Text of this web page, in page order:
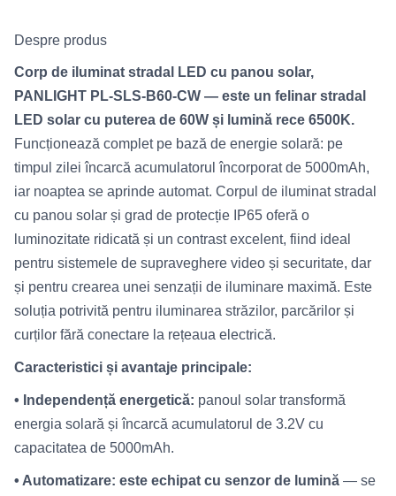
Despre produs
Corp de iluminat stradal LED cu panou solar,
PANLIGHT PL-SLS-B60-CW — este un felinar stradal
LED solar cu puterea de 60W și lumină rece 6500K.
Funcționează complet pe bază de energie solară: pe
timpul zilei încarcă acumulatorul încorporat de 5000mAh,
iar noaptea se aprinde automat. Corpul de iluminat stradal
cu panou solar și grad de protecție IP65 oferă o
luminozitate ridicată și un contrast excelent, fiind ideal
pentru sistemele de supraveghere video și securitate, dar
și pentru crearea unei senzații de iluminare maximă. Este
soluția potrivită pentru iluminarea străzilor, parcărilor și
curților fără conectare la rețeaua electrică.
Caracteristici și avantaje principale:
• Independență energetică: panoul solar transformă
energia solară și încarcă acumulatorul de 3.2V cu
capacitatea de 5000mAh.
• Automatizare: este echipat cu senzor de lumină — se